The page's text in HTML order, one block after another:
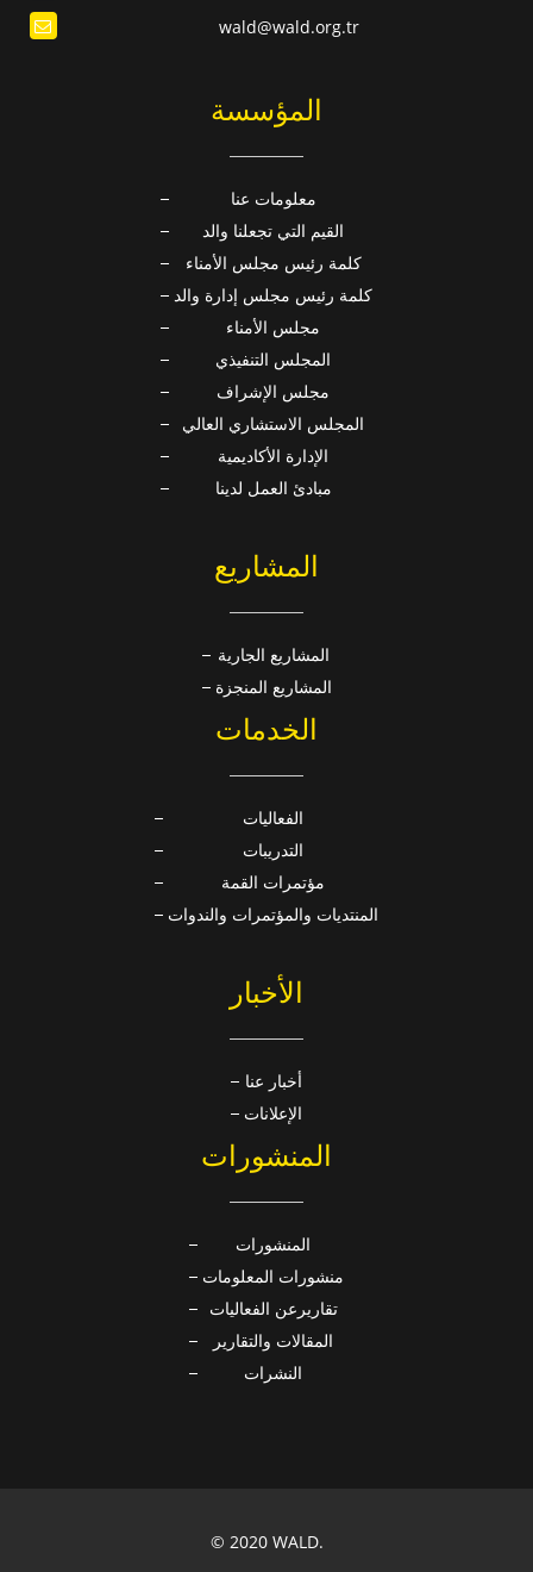
wald@wald.org.tr
المؤسسة
معلومات عنا
القيم التي تجعلنا والد
كلمة رئيس مجلس الأمناء
كلمة رئيس مجلس إدارة والد
مجلس الأمناء
المجلس التنفيذي
مجلس الإشراف
المجلس الاستشاري العالي
الإدارة الأكاديمية
مبادئ العمل لدينا
المشاريع
المشاريع الجارية
المشاريع المنجزة
الخدمات
الفعاليات
التدريبات
مؤتمرات القمة
المنتديات والمؤتمرات والندوات
الأخبار
أخبار عنا
الإعلانات
المنشورات
المنشورات
منشورات المعلومات
تقاريرعن الفعاليات
المقالات والتقارير
النشرات
© 2020 WALD.